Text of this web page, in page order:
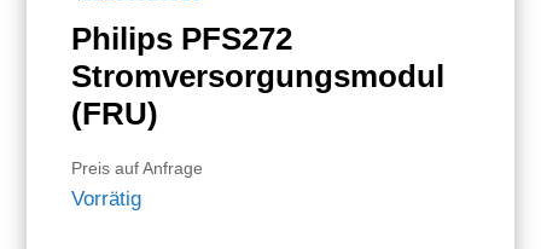
Philips PFS272
Stromversorgungsmodul
(FRU)
Preis auf Anfrage
Vorrätig